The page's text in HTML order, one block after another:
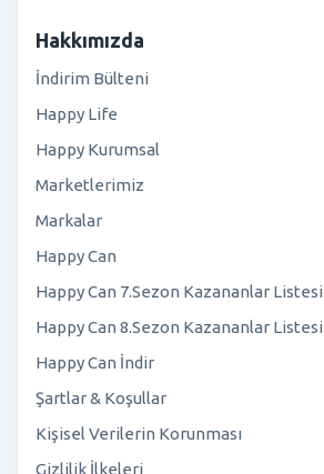
Hakkımızda
İndirim Bülteni
Happy Life
Happy Kurumsal
Marketlerimiz
Markalar
Happy Can
Happy Can 7.Sezon Kazananlar Listesi
Happy Can 8.Sezon Kazananlar Listesi
Happy Can İndir
Şartlar & Koşullar
Kişisel Verilerin Korunması
Gizlilik İlkeleri